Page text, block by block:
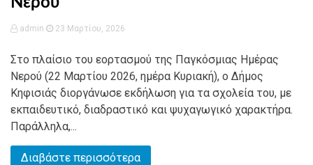
admin 23 Μαρτίου, 2026
Στο πλαίσιο του εορτασμού της Παγκόσμιας Ημέρας
Νερού (22 Μαρτίου 2026, ημέρα Κυριακή), ο Δήμος
Κηφισιάς διοργάνωσε εκδήλωση για τα σχολεία του, με
εκπαιδευτικό, διαδραστικό και ψυχαγωγικό χαρακτήρα.
Παράλληλα,...
Διαβάστε περισσότερα